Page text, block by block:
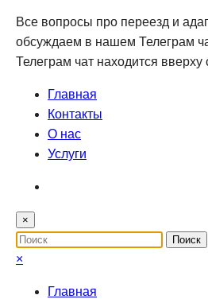
Все вопросы про переезд и
обсуждаем в нашем Телеграм
Телеграм чат находится вверху
Главная
Контакты
О нас
Услуги
×
×
Главная